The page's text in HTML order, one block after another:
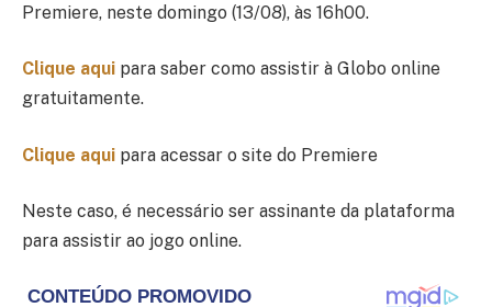
Premiere, neste domingo (13/08), às 16h00.
Clique aqui para saber como assistir à Globo online
gratuitamente.
Clique aqui para acessar o site do Premiere
Neste caso, é necessário ser assinante da plataforma
para assistir ao jogo online.